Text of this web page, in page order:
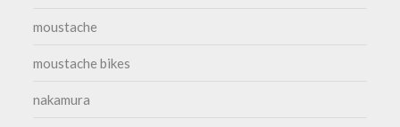
moustache
moustache bikes
nakamura